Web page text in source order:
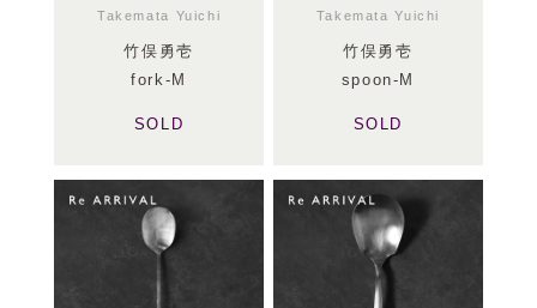
Takemata Yuichi
竹俣勇壱
fork-M
SOLD
Takemata Yuichi
竹俣勇壱
spoon-M
SOLD